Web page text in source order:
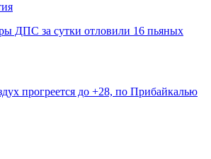
ДПС за сутки отловили 16 пьяных
прогреется до +28, по Прибайкалью